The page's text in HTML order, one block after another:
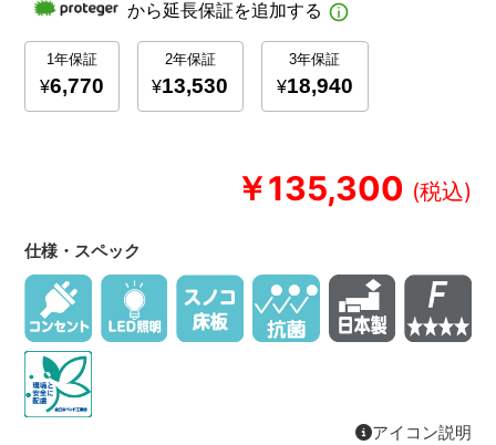
￥135,300
仕様・スペック
アイコン説明